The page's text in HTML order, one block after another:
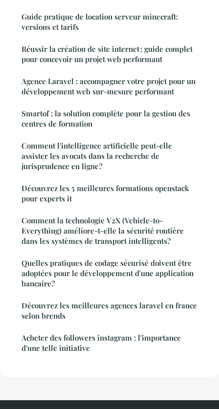
Guide pratique de location serveur minecraft:
versions et tarifs
Réussir la création de site internet : guide complet
pour concevoir un projet web performant
Agence Laravel : accompagner votre projet pour un
développement web sur-mesure performant
Smartof : la solution complète pour la gestion des
centres de formation
Comment l'intelligence artificielle peut-elle
assister les avocats dans la recherche de
jurisprudence en ligne?
Découvrez les 5 meilleures formations openstack
pour experts it
Comment la technologie V2X (Vehicle-to-
Everything) améliore-t-elle la sécurité routière
dans les systèmes de transport intelligents?
Quelles pratiques de codage sécurisé doivent être
adoptées pour le développement d'une application
bancaire?
Découvrez les meilleures agences laravel en france
selon brends
Acheter des followers instagram : l'importance
d'une telle initiative